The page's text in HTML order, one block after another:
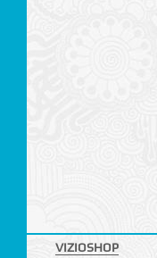
VIZIOSHOP